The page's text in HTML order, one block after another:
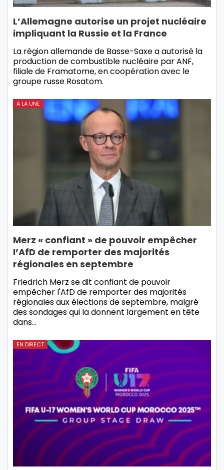
L’Allemagne autorise un projet nucléaire
impliquant la Russie et la France
La région allemande de Basse-Saxe a autorisé la
production de combustible nucléaire par ANF,
filiale de Framatome, en coopération avec le
groupe russe Rosatom.
A LA UNE
Merz « confiant » de pouvoir empêcher
l’AfD de remporter des majorités
régionales en septembre
Friedrich Merz se dit confiant de pouvoir
empêcher l'AfD de remporter des majorités
régionales aux élections de septembre, malgré
des sondages qui la donnent largement en tête
dans…
EN DIRECT